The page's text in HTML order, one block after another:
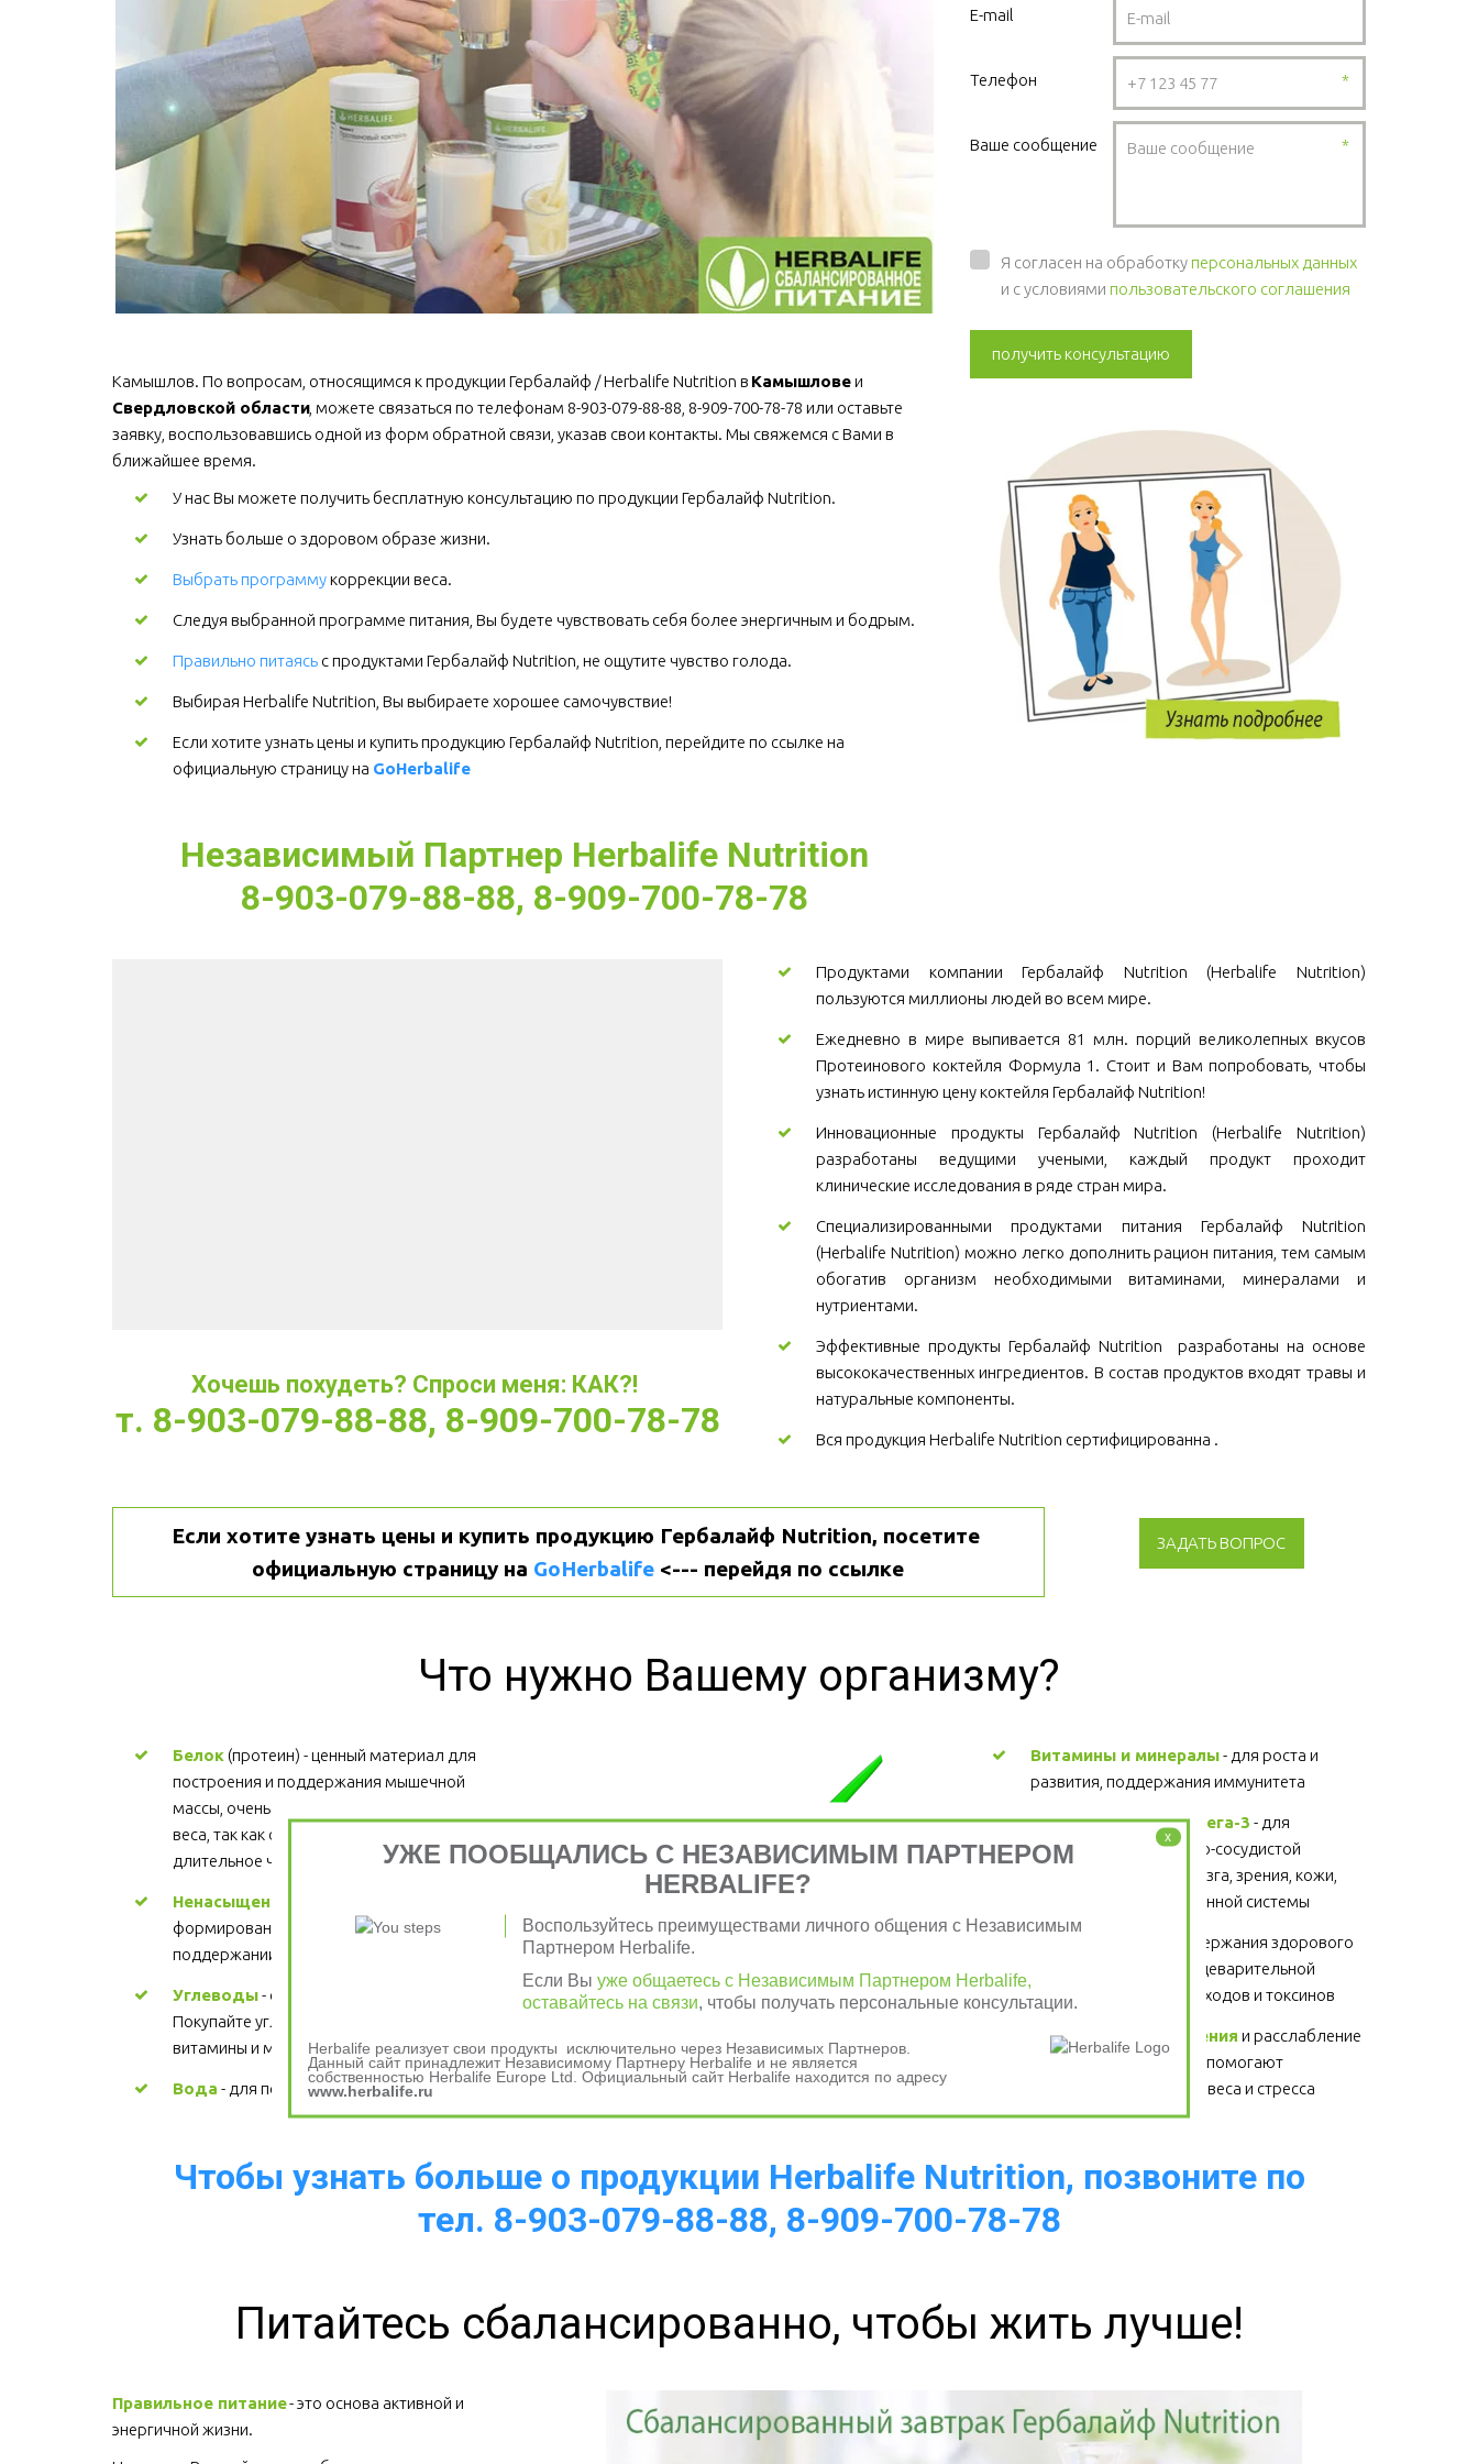
Камышлов. По вопросам, относящимся к продукции Гербалайф / Herbalife Nutrition в Камышлове
Свердловской области, можете связаться по телефонам 8-903-079-88-88, 8-909-700-78-78 или оставьте
заявку, воспользовавшись одной из форм обратной связи, указав свои контакты. Мы свяжемся с Вами в
ближайшее время.
У нас Вы можете получить бесплатную консультацию по продукции Гербалайф Nutrition.
Узнать больше о здоровом образе жизни.
Выбрать программукоррекции веса.
Следуя выбранной программе питания, Вы будете чувствовать себя более энергичным и бодрым.
Правильно питаясь с продуктами Гербалайф Nutrition, не ощутите чувство голода.
Выбирая Herbalife Nutrition, Вы выбираете хорошее самочувствие!
Если хотите узнать цены и купить продукцию Гербалайф Nutrition, перейдите по ссылке на
официальную страницу на GoHerbalife
Независимый Партнер Herbalife Nutrition
8-903-079-88-88, 8-909-700-78-78
E-mail
Телефон *
Ваше сообщение *
Я согласен на обработкуперсональных данных
и с условиями пользовательского соглашения
получить консультацию
Хочешь похудеть? Спроси меня: КАК?!
т. 8-903-079-88-88, 8-909-700-78-78
Продуктами компании Гербалайф Nutrition (Herbalife Nutrition)
пользуются миллионы людей во всем мире.
Ежедневно в мире выпивается 81 млн. порций великолепных вкусов
Протеинового коктейля Формула 1. Стоит и Вам попробовать, чтобы
узнать истинную цену коктейля Гербалайф Nutrition!
Инновационные продукты Гербалайф Nutrition (Herbalife Nutrition)
разработаны ведущими учеными, каждый продукт проходит
клинические исследования в ряде стран мира.
Специализированными продуктами питания Гербалайф Nutrition
(Herbalife Nutrition) можно легко дополнить рацион питания, тем самым
обогатив организм необходимыми витаминами, минералами и
нутриентами.
Эффективные продукты Гербалайф Nutrition разработаны на основе
высококачественных ингредиентов. В состав продуктов входят травы и
натуральные компоненты.
Вся продукция Herbalife Nutrition сертифицированна .
Если хотите узнать цены и купить продукцию Гербалайф Nutrition, посетите
официальную страницу на GoHerbalife <--- перейдя по ссылке
ЗАДАТЬ ВОПРОС
Что нужно Вашему организму?
Белок (протеин) - ценный материал для
построения и поддержания мышечной
массы, очень важен для процесса снижения
веса, так как обеспечивает более
длительное чувство сытости.
Ненасыщенные жиры
формировании структуры каждой клетки,
поддержании здорового сердца. Цена
Углеводы - основной источник энергии.
Покупайте углеводы, содержащие
витамины и минералы.
Вода - для поддержания водного баланса
Витамины и минералы - для роста и
развития, поддержания иммунитета
Жирные кислоты Омега-3 - для
поддержания сердечно-сосудистой
системы, головного мозга, зрения, кожи,
суставов, волос и иммунной системы
- для поддержания здорового
функционирования пищеварительной
системы, выведение отходов и токсинов
Физические упражнения и расслабление
- для здоровья сердца, помогают
избавиться от лишнего веса и стресса
Чтобы узнать больше о продукции Herbalife Nutrition, позвоните по
тел. 8-903-079-88-88, 8-909-700-78-78
Питайтесь сбалансированно, чтобы жить лучше!
Правильное питание - это основа активной и
энергичной жизни.
x
УЖЕ ПООБЩАЛИСЬ С НЕЗАВИСИМЫМ ПАРТНЕРОМ
HERBALIFE?
Воспользуйтесь преимуществами личного общения с Независимым
Партнером Herbalife.
Если Вы уже общаетесь с Независимым Партнером Herbalife,
оставайтесь на связи, чтобы получать персональные консультации.
Herbalife реализует свои продукты исключительно через Независимых Партнеров.
Данный сайт принадлежит Независимому Партнеру Herbalife и не является
собственностью Herbalife Europe Ltd. Официальный сайт Herbalife находится по адресу
www.herbalife.ru